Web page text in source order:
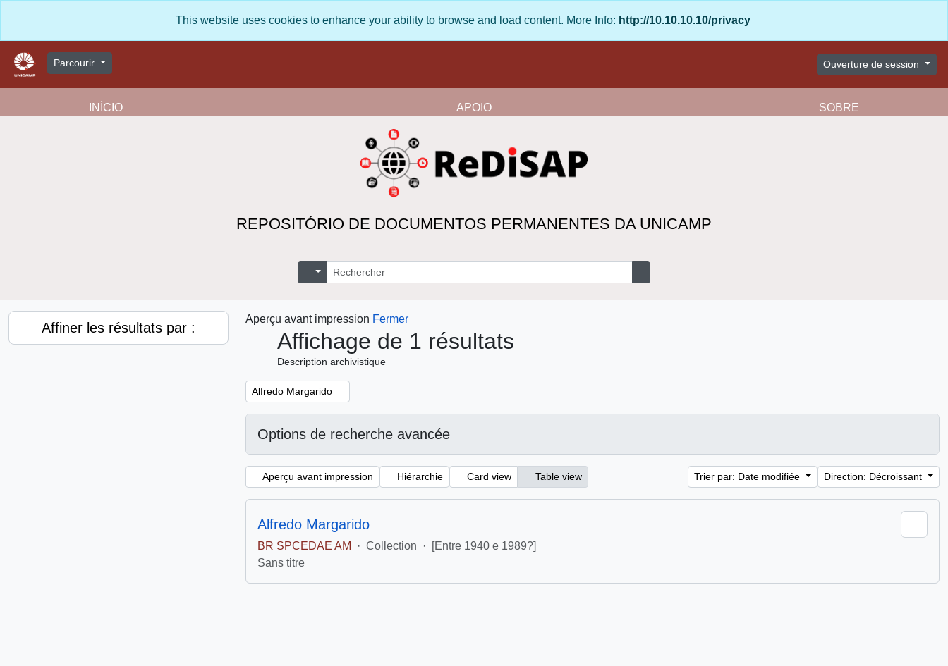
This website uses cookies to enhance your ability to browse and load content. More Info:http://10.10.10.10/privacy
Parcourir
AparênciaOuverture de session
INÍCIO APOIO SOBRE
REPOSITÓRIO DE DOCUMENTOS PERMANENTES DA UNICAMP
Rechercher
Search options
Affiner les résultats par : Aperçu avant impression Fermer
Affichage de 1 résultats
Description archivistique
Remove filter:
Alfredo Margarido
Options de recherche avancée
Aperçu avant impression Hiérarchie Card view Table view Trier par: Date modifiée Direction: Décroissant
Alfredo Margarido
BR SPCEDAE AM · Collection · [Entre 1940 e 1989?]
Sans titre